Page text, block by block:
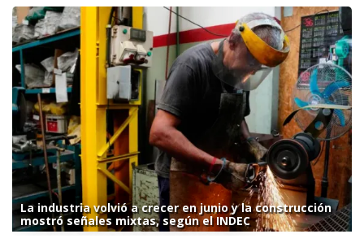
La industria volvió a crecer en junio y la construcción
mostró señales mixtas, según el INDEC